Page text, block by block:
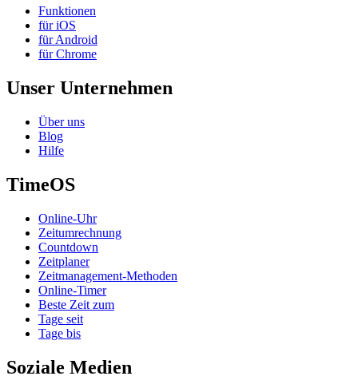
Funktionen
für iOS
für Android
für Chrome
Unser Unternehmen
Über uns
Blog
Hilfe
TimeOS
Online-Uhr
Zeitumrechnung
Countdown
Zeitplaner
Zeitmanagement-Methoden
Online-Timer
Beste Zeit zum
Tage seit
Tage bis
Soziale Medien